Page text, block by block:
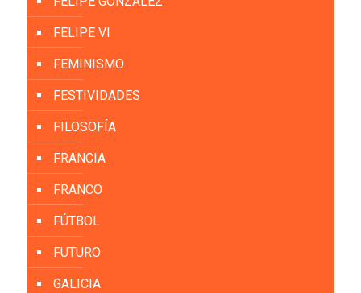
FELIPE VI
FEMINISMO
FESTIVIDADES
FILOSOFÍA
FRANCIA
FRANCO
FÚTBOL
FUTURO
GALICIA